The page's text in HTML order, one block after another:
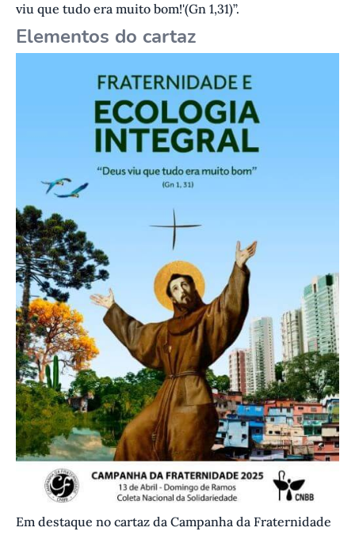
viu que tudo era muito bom!'(Gn 1,31)”.
Elementos do cartaz
Em destaque no cartaz da Campanha da Fraternidade